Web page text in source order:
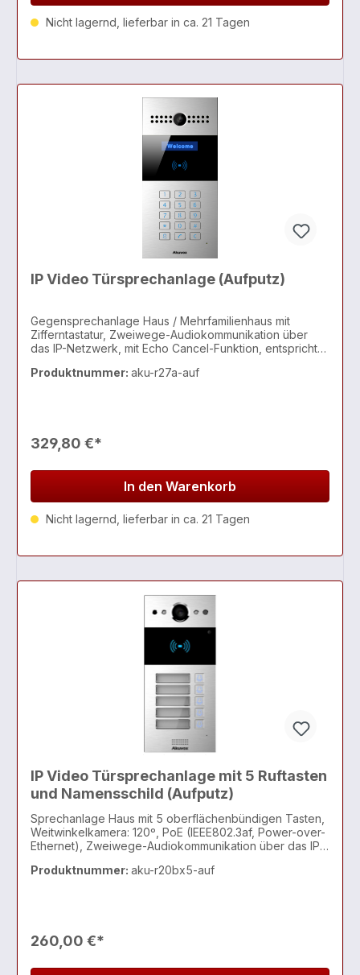
Nicht lagernd, lieferbar in ca. 21 Tagen
IP Video Türsprechanlage (Aufputz)
Gegensprechanlage Haus / Mehrfamilienhaus mit
Zifferntastatur, Zweiwege-Audiokommunikation über
das IP-Netzwerk, mit Echo Cancel-Funktion, entspricht
Produktnummer: aku-r27a-auf
329,80 €*
In den Warenkorb
Nicht lagernd, lieferbar in ca. 21 Tagen
IP Video Türsprechanlage mit 5 Ruftasten
und Namensschild (Aufputz)
Sprechanlage Haus mit 5 oberflächenbündigen Tasten,
Weitwinkelkamera: 120º, PoE (IEEE802.3af, Power-over-
Ethernet), Zweiwege-Audiokommunikation über das IP-
SIP-Standard zur einfach
Produktnummer: aku-r20bx5-auf
260,00 €*